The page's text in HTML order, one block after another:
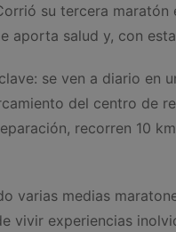
su tercera
aporta salud y, con
se ven a diario en
del centro de
recorren 10
varias medias
vivir experiencias